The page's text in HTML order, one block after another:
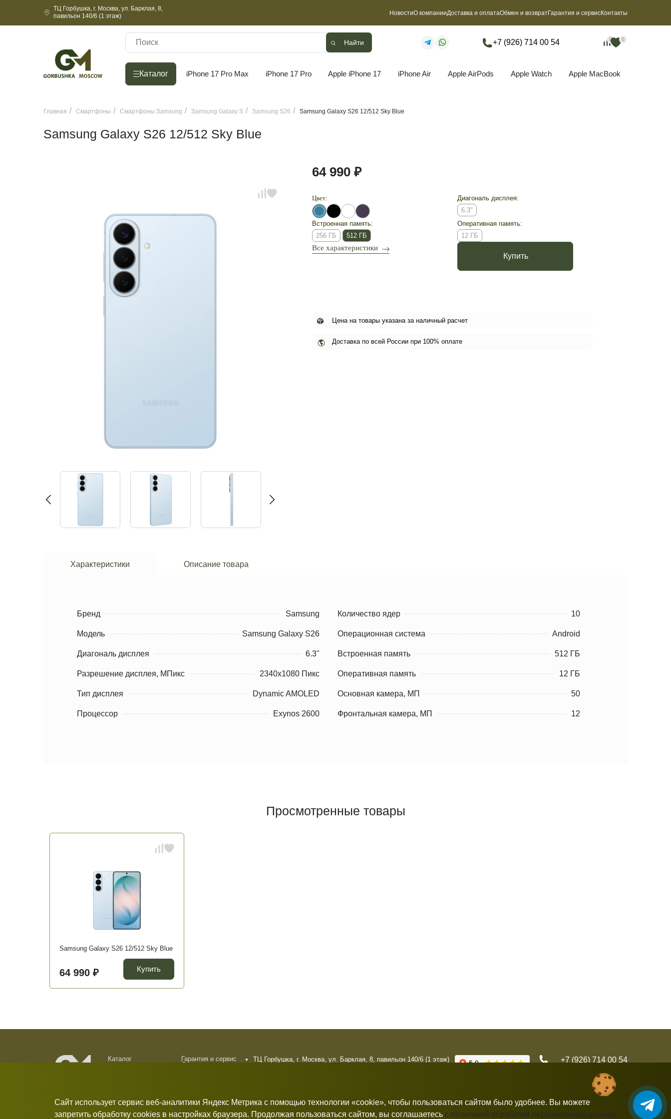
ТЦ Горбушка, г. Москва, ул. Барклая, 8,
павильон 140/6 (1 этаж)
НовостиО компанииДоставка и оплатаОбмен и возвратГарантия и сервисКонтакты
Найти +7 (926) 714 00 54 0 0
Каталог iPhone 17 Pro Max iPhone 17 Pro Apple iPhone 17 iPhone Air Apple AirPods Apple Watch Apple MacBook
0 0
Главная Смартфоны Смартфоны Samsung Samsung Galaxy S Samsung S26 Samsung Galaxy S26 12/512 Sky Blue
Samsung Galaxy S26 12/512 Sky Blue
64 990 ₽
Цвет:
Диагональ дисплея:
6.3"
Встроенная память:
256 ГБ
512 ГБ
Оперативная память:
12 ГБ
Все характеристики
Купить
Цена на товары указана за наличный расчет
Доставка по всей России при 100% оплате
Характеристики Описание товара
Бренд Samsung
Модель Samsung Galaxy S26
Диагональ дисплея 6.3"
Разрешение дисплея, МПикс 2340x1080 Пикс
Тип дисплея Dynamic AMOLED
Процессор Exynos 2600
Количество ядер 10
Операционная система Android
Встроенная память 512 ГБ
Оперативная память 12 ГБ
Основная камера, МП 50
Фронтальная камера, МП 12
Просмотренные товары
Samsung Galaxy S26 12/512 Sky Blue
64 990 ₽ Купить
Каталог
Гарантия и сервис
Доставка и оплата
ТЦ Горбушка, г. Москва, ул. Барклая, 8, павильон 140/6 (1 этаж)
+7 (926) 714 00 54
Сайт использует сервис веб-аналитики Яндекс Метрика с помощью технологии «cookie», чтобы пользоваться сайтом было удобнее. Вы можете
запретить обработку cookies в настройках браузера. Продолжая пользоваться сайтом, вы соглашаетесь с политикой обработки персональных данных